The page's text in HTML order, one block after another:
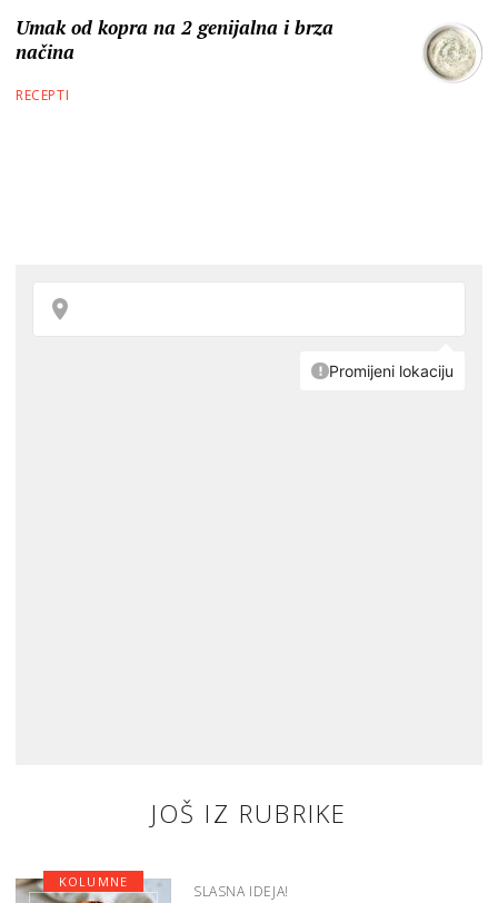
Umak od kopra na 2 genijalna i brza
načina
RECEPTI
JOŠ IZ RUBRIKE
SLASNA IDEJA!
KOLUMNE